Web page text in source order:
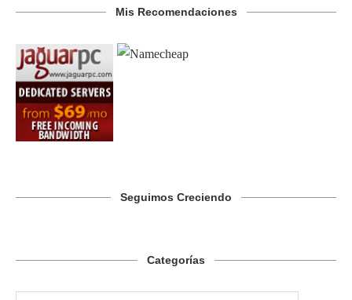
Mis Recomendaciones
Seguimos Creciendo
Categorías